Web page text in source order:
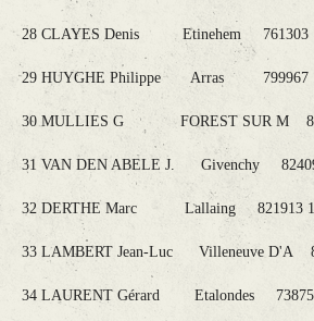
28 CLAYES Denis Etinehem 761303
29 HUYGHE Philippe Arras 799967
30 MULLIES G FOREST SUR M
31 VAN DEN ABELE J. Givenchy
32 DERTHE Marc Lallaing 821913
33 LAMBERT Jean-Luc Villeneuve D'A
34 LAURENT Gérard Etalondes 738755